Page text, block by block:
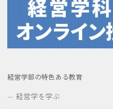
経営学部の特色ある教育
経営学を学ぶ